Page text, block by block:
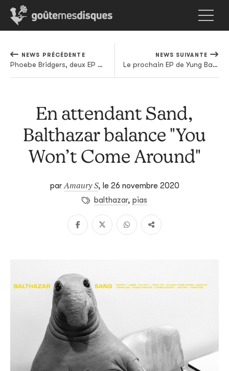
NEWS PRÉCÉDENTE
Phoebe Bridgers, deux EP pour le prix d'un
NEWS SUIVANTE
Le prochain EP de Yung Baby sera-t-il celui de la reconnaissance ?
En attendant Sand,
Balthazar balance "You
Won’t Come Around"
parAmaury S, le 26 novembre 2020
balthazar, pias